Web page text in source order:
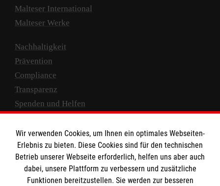
Malteser International
Malteser Werke
Nachhaltigkeit
Prävention
Compliance
Transparenz
Spenden und Helfen
Empfänger: Malteser Hilfsdienst e.V.
IBAN: DE10 3706 0120 1201 2000 12
BIC: GENODED 1PA7
Wir verwenden Cookies, um Ihnen ein optimales Webseiten-
Erlebnis zu bieten. Diese Cookies sind für den technischen
Betrieb unserer Webseite erforderlich, helfen uns aber auch
dabei, unsere Plattform zu verbessern und zusätzliche
Funktionen bereitzustellen. Sie werden zur besseren